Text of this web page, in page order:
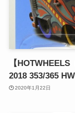
【
2018 353/365
2020年1月22日